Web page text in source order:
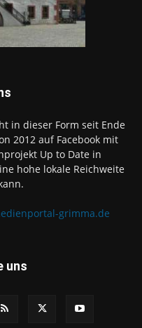
in dieser Form seit Ende
2012 auf Facebook mit
Up to Date in
hohe lokale Reichweite
grimma.de
uns